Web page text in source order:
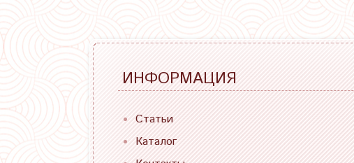
ИНФОРМАЦИЯ
Статьи
Каталог